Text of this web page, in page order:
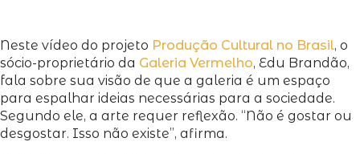
Neste vídeo do projeto Produção Cultural no Brasil, o
sócio-proprietário da Galeria Vermelho, Edu Brandão,
fala sobre sua visão de que a galeria é um espaço
para espalhar ideias necessárias para a sociedade.
Segundo ele, a arte requer reflexão. “Não é gostar ou
desgostar. Isso não existe”, afirma.